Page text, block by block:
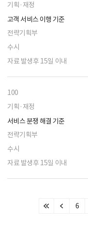
기획·재정
고객 서비스 이행 기준
전략기획부
수시
자료 발생후 15일 이내
100
기획·재정
서비스 분쟁 해결 기준
전략기획부
수시
자료 발생후 15일 이내
처
이
6